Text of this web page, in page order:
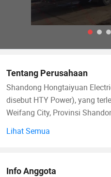
Tentang Perusahaan
Shandong Hongtaiyuan
disebut HTY Power), yang
Weifang City, Provinsi
Lihat Semua
Info Anggota